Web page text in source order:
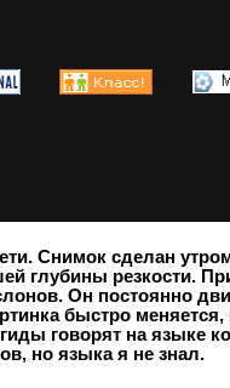
Снимок сделан
глубины резкости.
Он постоянно
быстро
говорят на языке
но языка я не знал.